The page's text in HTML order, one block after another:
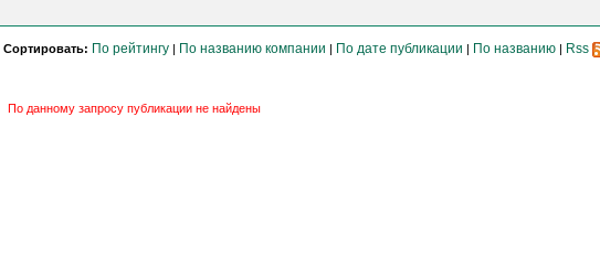
Сортировать: По рейтингу | По названию компании | По дате публикации | По названию | Rss
По данному запросу публикации не найдены